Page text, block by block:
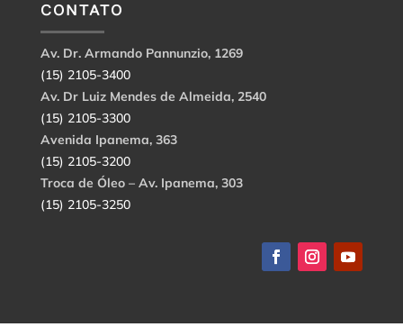
CONTATO
Av. Dr. Armando Pannunzio, 1269
(15) 2105-3400
Av. Dr Luiz Mendes de Almeida, 2540
(15) 2105-3300
Avenida Ipanema, 363
(15) 2105-3200
Troca de Óleo – Av. Ipanema, 303
(15) 2105-3250